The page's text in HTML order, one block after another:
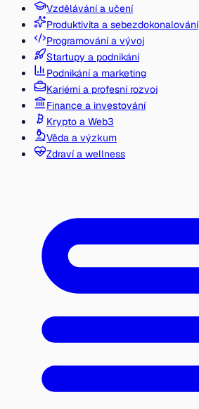
Vzdělávání a učení
Produktivita a sebezdokonalování
Programování a vývoj
Startupy a podnikání
Podnikání a marketing
Kariérní a profesní rozvoj
Finance a investování
Krypto a Web3
Věda a výzkum
Zdraví a wellness